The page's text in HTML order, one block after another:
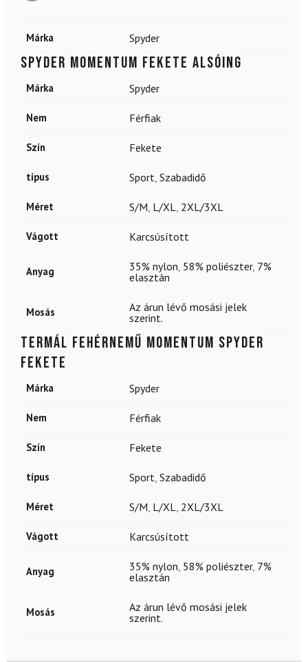
Márka Spyder
SPYDER Momentum fekete alsóing
Márka Spyder
Nem Férfiak
Szín Fekete
típus Sport, Szabadidő
Méret S/M, L/XL, 2XL/3XL
Vágott Karcsúsított
Anyag 35% nylon, 58% poliészter, 7%
elasztán
Mosás
Az árun lévő mosási jelek
szerint.
Termál fehérnemű Momentum SPYDER
Fekete
Márka Spyder
Nem Férfiak
Szín Fekete
típus Sport, Szabadidő
Méret S/M, L/XL, 2XL/3XL
Vágott Karcsúsított
Anyag 35% nylon, 58% poliészter, 7%
elasztán
Mosás
Az árun lévő mosási jelek
szerint.